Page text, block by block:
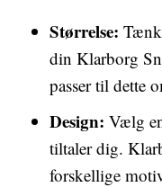
Størrelse:
din Klarborg
passer til dette
Design: Vælg
tiltaler dig.
forskellige